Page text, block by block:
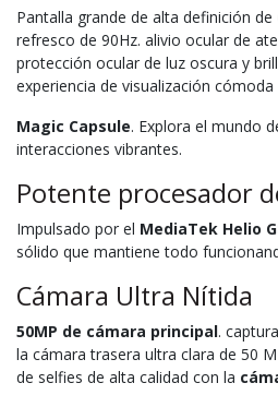
Pantalla grande de alta definición de
refresco de 90Hz. alivio ocular de
protección ocular de luz oscura y
experiencia de visualización cómoda
Magic Capsule. Explora el mundo
interacciones vibrantes.
Potente procesador
Impulsado por el MediaTek Helio
sólido que mantiene todo
Cámara Ultra Nítida
50MP de cámara principal.
la cámara trasera ultra clara de 50
de selfies de alta calidad con la